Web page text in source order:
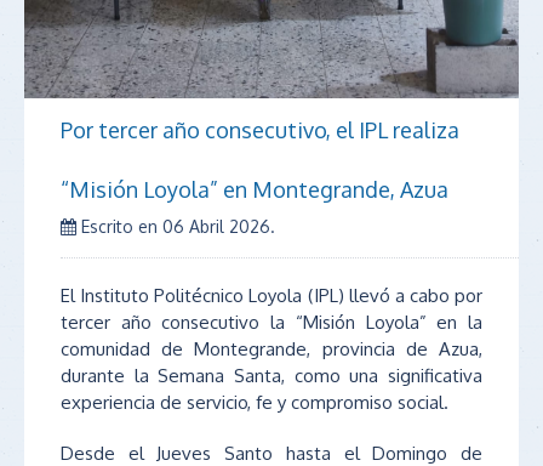
Por tercer año consecutivo, el IPL realiza
“Misión Loyola” en Montegrande, Azua
Escrito en 06 Abril 2026.
El Instituto Politécnico Loyola (IPL) llevó a cabo por
tercer año consecutivo la “Misión Loyola” en la
comunidad de Montegrande, provincia de Azua,
durante la Semana Santa, como una significativa
experiencia de servicio, fe y compromiso social.
Desde el Jueves Santo hasta el Domingo de